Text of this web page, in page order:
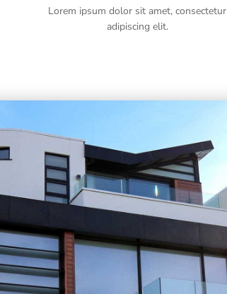
Lorem ipsum dolor sit amet, consectetur
adipiscing elit.